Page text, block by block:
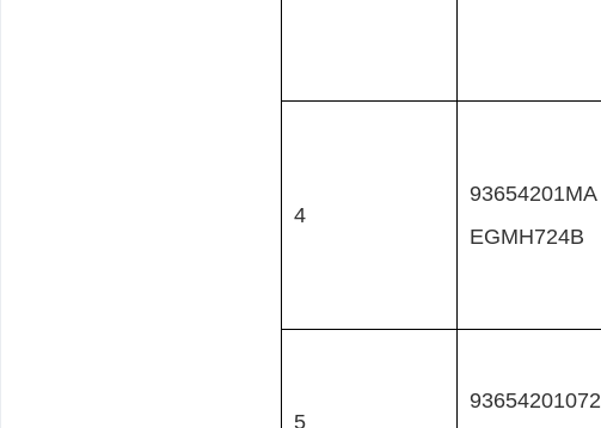
4
93654201MA
EGMH724B
5
93654201072